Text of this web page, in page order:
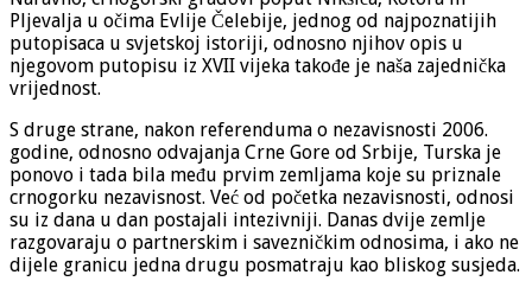
Pljevalja u očima Evlije Čelebije, jednog od najpoznatijih
putopisaca u svjetskoj istoriji, odnosno njihov opis u
njegovom putopisu iz XVII vijeka takođe je naša zajednička
vrijednost.
S druge strane, nakon referenduma o nezavisnosti 2006.
godine, odnosno odvajanja Crne Gore od Srbije, Turska je
ponovo i tada bila među prvim zemljama koje su priznale
crnogorku nezavisnost. Već od početka nezavisnosti, odnosi
su iz dana u dan postajali intezivniji. Danas dvije zemlje
razgovaraju o partnerskim i savezničkim odnosima, i ako ne
dijele granicu jedna drugu posmatraju kao bliskog susjeda.